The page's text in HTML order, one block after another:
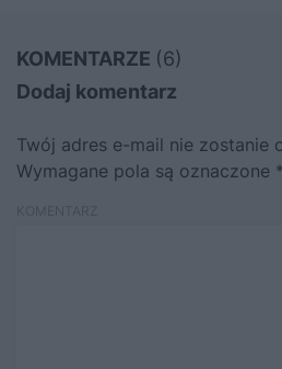
KOMENTARZE (6)
Dodaj komentarz
Twój adres e-mail nie zostanie
Wymagane pola są oznaczone *